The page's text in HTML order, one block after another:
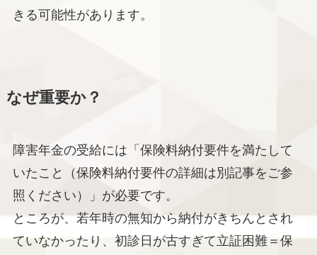
きる可能性があります。
なぜ重要か？
障害年金の受給には「保険料納付要件を満たして
いたこと（保険料納付要件の詳細は別記事をご参
照ください）」が必要です。
ところが、若年時の無知から納付がきちんとされ
ていなかったり、初診日が古すぎて立証困難＝保